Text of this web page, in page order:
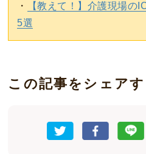
・
【教えて！】介護現場の
5選
この記事をシェアす